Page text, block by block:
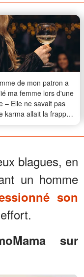
de mon patron a
ma femme lors d'une
– Elle ne savait pas
karma allait la frapper
même
blagues, en
un homme
son
sur